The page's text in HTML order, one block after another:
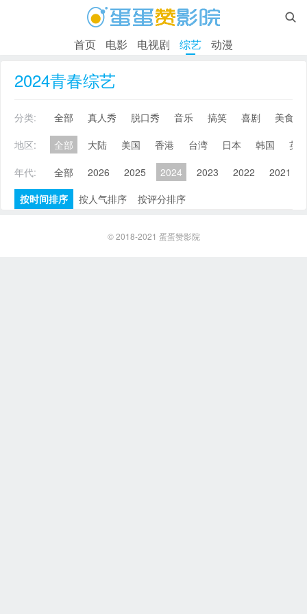

首页 电影 电视剧 综艺 动漫
2024青春综艺
分类: 全部 真人秀 脱口秀 音乐 搞笑 喜剧
美食
地区:
全部 大陆 美国 香港 台湾 日本 韩国
英
年代:
全部 2026 2025 2024 2023 2022 2021
按时间排序
按人气排序 按评分排序
© 2018-2021 蛋蛋赞影院